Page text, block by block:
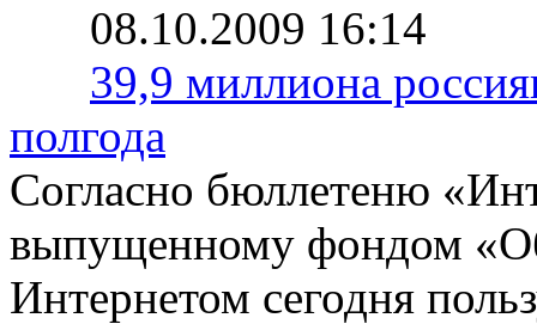
08.10.2009 16:14
39,9 миллиона
полгода
Согласно бюллетеню
выпущенному фондом
Интернетом сегодня